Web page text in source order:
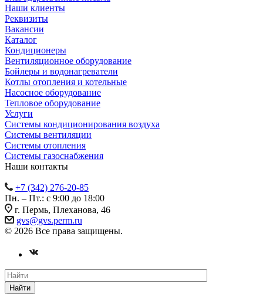
Наши клиенты
Реквизиты
Вакансии
Каталог
Кондиционеры
Вентиляционное оборудование
Бойлеры и водонагреватели
Котлы отопления и котельные
Насосное оборудование
Тепловое оборудование
Услуги
Системы кондиционирования воздуха
Системы вентиляции
Системы отопления
Системы газоснабжения
Наши контакты
+7 (342) 276-20-85
Пн. – Пт.: с 9:00 до 18:00
г. Пермь, Плеханова, 46
gvs@gvs.perm.ru
© 2026 Все права защищены.
Найти